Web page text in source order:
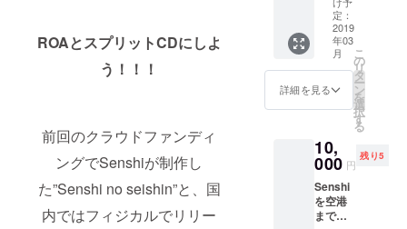
ROAとスプリットCDにしよ
う！！！
前回のクラウドファンディ
ングでSenshiが制作し
た”Senshi no seishin”と、国
内ではフィジカルでリリー
また、
軽食を
ご用意
させて
頂きま
す。 ※
プライ
ベート
は2019
年3月11
日、夕
方以降
で都内
のスタ
注意く
ださ
い。 ※
ライブ
終演後
ステー
ジにて
meet&g
reetを
行いま
すので
当日ラ
イブに
参加さ
When
Ready
(feat.
Mani)
04. -
Musical
Warrior
Ninety-
U and
MORO
BOSHI
MANN)
05. - Mi
つかな
い場合
Senshi
滞在ス
ケ
ジュー
ルに合
場所に
お越し
いただ
くこと
も可能
です。
定：
2019
年03
月
詳細を見る
こ
の
リ
タ
ー
ン
を
選
択
す
る
10,
000 円
残り5
Senshi
を空港
まで迎